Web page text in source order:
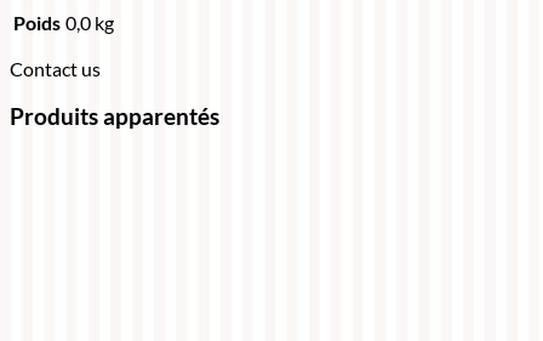
Poids 0,0 kg
Contact us
Produits apparentés